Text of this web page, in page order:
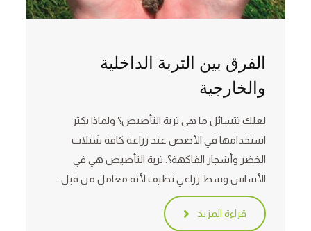
الفرق بين التربة الداخلية
والخارجية
لعلك تتسائل ما هي تربة التأصيص؟ ولماذا يكثر
استخدامها في الأصص عند زراعة كافة شتلات
الخضر وأشجار الفاكهة؟. تربة التأصيص هي في
الأساس وسط زراعي نظيف لأنه معامل من قبل…
قراءة المزيد